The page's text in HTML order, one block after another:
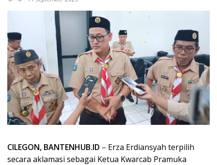
CILEGON, BANTENHUB.ID – Erza Erdiansyah terpilih
secara aklamasi sebagai Ketua Kwarcab Pramuka